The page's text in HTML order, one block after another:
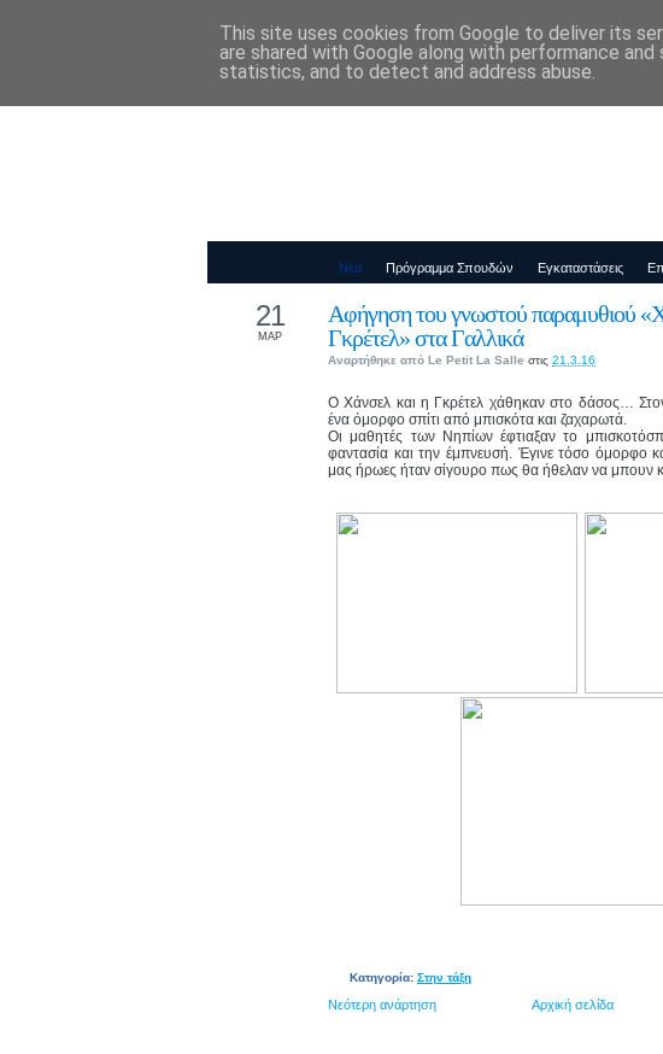
Παιδικός Σταθμός-
Νέα Πρόγραμμα Σπουδών Εγκαταστάσεις
Αφήγηση του γνωστού παραμυθιού
Γκρέτελ» στα Γαλλικά
Αναρτήθηκε από Le Petit La Salle στις 21.3.16
21
ΜΑΡ
Ο Χάνσελ και η Γκρέτελ χάθηκαν στο δάσος…
ένα όμορφο σπίτι από μπισκότα και ζαχαρωτά.
Οι μαθητές των Νηπίων έφτιαξαν το
φαντασία και την έμπνευσή. Έγινε τόσο όμορφο
μας ήρωες ήταν σίγουρο πως θα ήθελαν να μπουν
Κατηγορία: Στην τάξη
Νεότερη ανάρτηση Αρχική σελίδα
This site uses cookies from Google to deliver its
are shared with Google along with performance
statistics, and to detect and address abuse.